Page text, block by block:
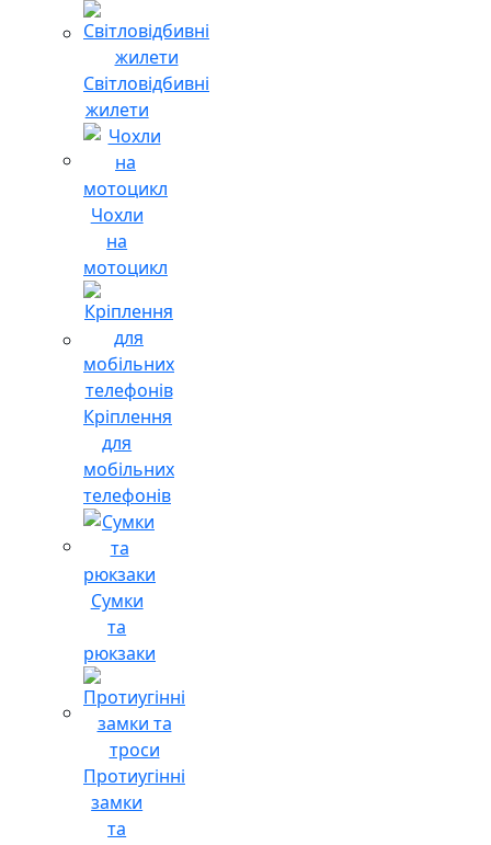
Світловідбивні
жилети
Чохли
на
мотоцикл
Кріплення
для
мобільних
телефонів
Сумки
та
рюкзаки
Протиугінні
замки
та